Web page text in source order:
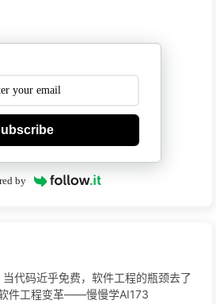
by
当代码近乎免费，软件工程的瓶颈去了
件工程变革——慢慢学AI173